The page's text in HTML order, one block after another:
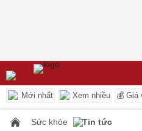
Mới nhất Xem nhiều 💰 Giá
Sức khỏe Tin tức